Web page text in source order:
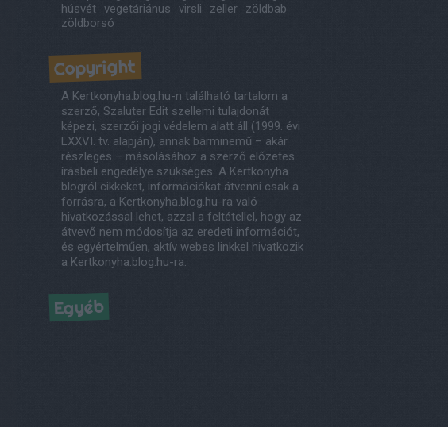
húsvét vegetáriánus virsli zeller
zöldbab
zöldborsó
Copyright
A Kertkonyha.blog.hu-n található tartalom a
szerző, Szaluter Edit szellemi tulajdonát
képezi, szerzői jogi védelem alatt áll (1999. évi
LXXVI. tv. alapján), annak bárminemű – akár
részleges – másolásához a szerző előzetes
írásbeli engedélye szükséges. A Kertkonyha
blogról cikkeket, információkat átvenni csak a
forrásra, a Kertkonyha.blog.hu-ra való
hivatkozással lehet, azzal a feltétellel, hogy az
átvevő nem módosítja az eredeti információt,
és egyértelműen, aktív webes linkkel hivatkozik
a Kertkonyha.blog.hu-ra.
Egyéb